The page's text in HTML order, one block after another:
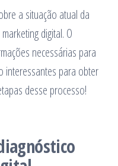
a situação atual da
digital. O
necessárias para
interessantes para obter
desse processo!